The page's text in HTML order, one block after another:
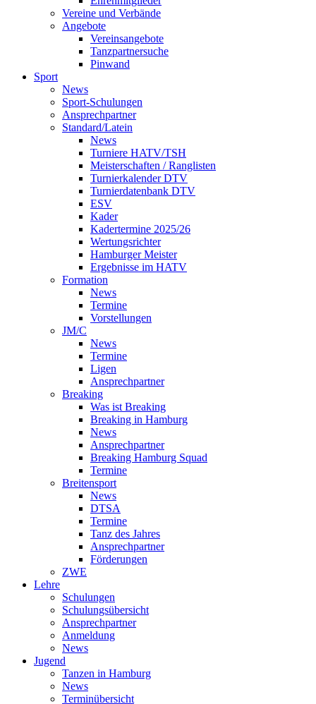
Vereine und Verbände
Angebote
Vereinsangebote
Tanzpartnersuche
Pinwand
Sport
News
Sport-Schulungen
Ansprechpartner
Standard/Latein
News
Turniere HATV/TSH
Meisterschaften / Ranglisten
Turnierkalender DTV
Turnierdatenbank DTV
ESV
Kader
Kadertermine 2025/26
Wertungsrichter
Hamburger Meister
Ergebnisse im HATV
Formation
News
Termine
Vorstellungen
JM/C
News
Termine
Ligen
Ansprechpartner
Breaking
Was ist Breaking
Breaking in Hamburg
News
Ansprechpartner
Breaking Hamburg Squad
Termine
Breitensport
News
DTSA
Termine
Tanz des Jahres
Ansprechpartner
Förderungen
ZWE
Lehre
Schulungen
Schulungsübersicht
Ansprechpartner
Anmeldung
News
Jugend
Tanzen in Hamburg
News
Terminübersicht